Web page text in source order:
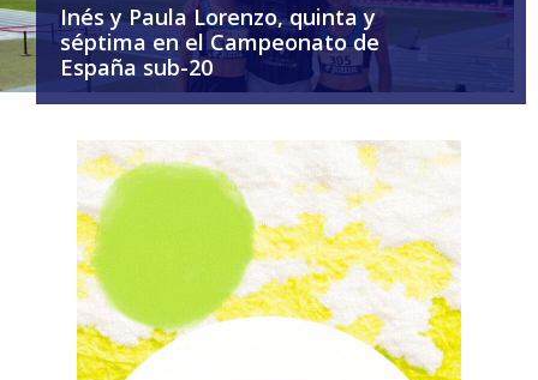
Inés y Paula Lorenzo, quinta y
séptima en el Campeonato de
España sub-20